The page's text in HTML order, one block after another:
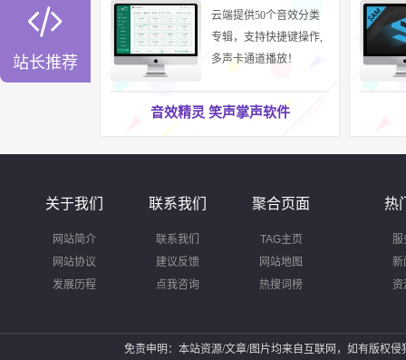

站长推荐
云端提供50个音效分类
专辑，支持快捷键操作,
多声卡通道播放！
音效精灵 笑声掌声软件
关于我们
网站简介
网站协议
发展历程
联系我们
联系我们
建议反馈
点我咨询
聚合页面
TAG主页
网站地图
热搜词榜
热
新
资
免责申明：本站资源/文章/图片均来自互联网，如有版权